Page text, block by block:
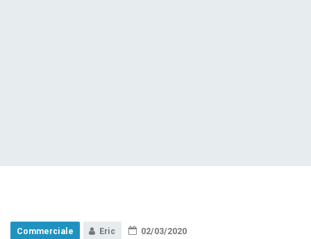
Commerciale Eric 02/03/2020